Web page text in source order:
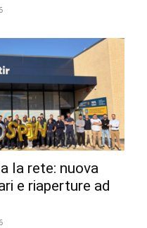
la rete: nuova
e riaperture ad